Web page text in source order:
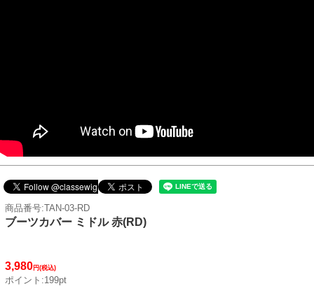
商品番号:TAN-03-RD
ブーツカバー ミドル 赤(RD)
3,980円(税込)
ポイント:199pt